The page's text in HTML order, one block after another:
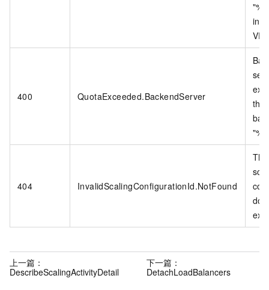
in
400 QuotaExceeded.BackendServer
the
404 InvalidScalingConfigurationId.NotFound
上一篇：
DescribeScalingActivityDetail
下一篇：
DetachLoadBalancers